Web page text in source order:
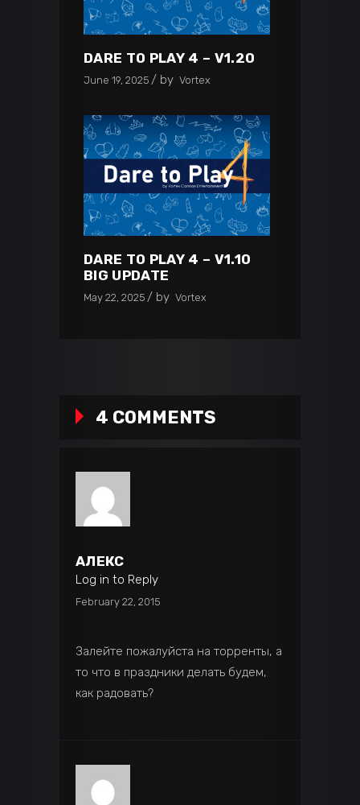
DARE TO PLAY 4 – V1.20
June 19, 2025 by Vortex
DARE TO PLAY 4 – V1.10
BIG UPDATE
May 22, 2025 by Vortex
4 COMMENTS
АЛЕКС
Log in to Reply
February 22, 2015
Залейте пожалуйста на торренты, а
то что в праздники делать будем,
как радовать?